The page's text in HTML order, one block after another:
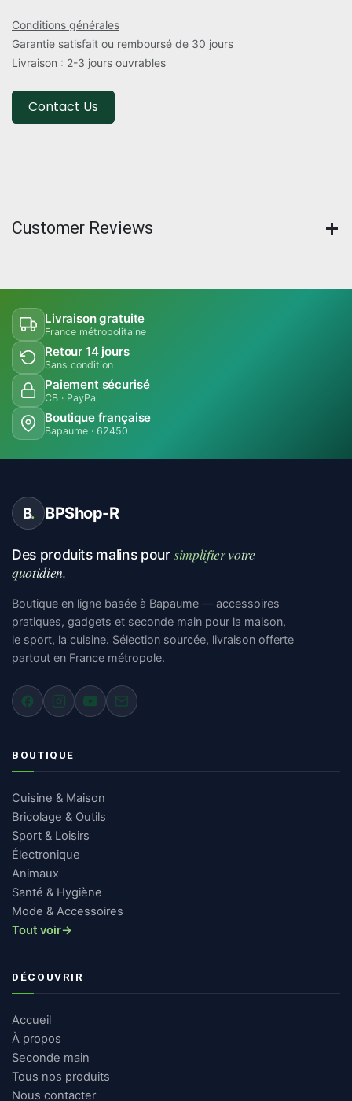
Conditions générales
Garantie satisfait ou remboursé de 30 jours
Livraison : 2-3 jours ouvrables
Contact Us
Customer Reviews
Livraison gratuite
France métropolitaine
Retour 14 jours
Sans condition
Paiement sécurisé
CB · PayPal
Boutique française
Bapaume · 62450
B. BPShop-R
Des produits malins poursimplifier votre
quotidien.
Boutique en ligne basée à Bapaume — accessoires
pratiques, gadgets et seconde main pour la maison,
le sport, la cuisine. Sélection sourcée, livraison offerte
partout en France métropole.
BOUTIQUE
Cuisine & Maison
Bricolage & Outils
Sport & Loisirs
Électronique
Animaux
Santé & Hygiène
Mode & Accessoires
Tout voir→
DÉCOUVRIR
Accueil
À propos
Seconde main
Tous nos produits
Nous contacter